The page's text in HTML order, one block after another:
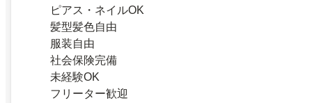
ピアス・ネイルOK
髪型髪色自由
服装自由
社会保険完備
未経験OK
フリーター歓迎